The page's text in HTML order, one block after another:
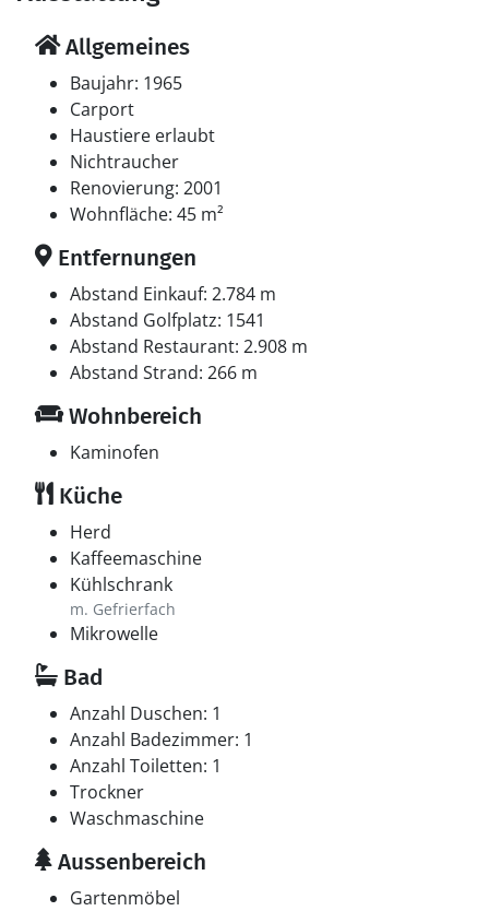
Allgemeines
Baujahr: 1965
Carport
Haustiere erlaubt
Nichtraucher
Renovierung: 2001
Wohnfläche: 45 m²
Entfernungen
Abstand Einkauf: 2.784 m
Abstand Golfplatz: 1541
Abstand Restaurant: 2.908 m
Abstand Strand: 266 m
Wohnbereich
Kaminofen
Küche
Herd
Kaffeemaschine
Kühlschrank
m. Gefrierfach
Mikrowelle
Bad
Anzahl Duschen: 1
Anzahl Badezimmer: 1
Anzahl Toiletten: 1
Trockner
Waschmaschine
Aussenbereich
Gartenmöbel